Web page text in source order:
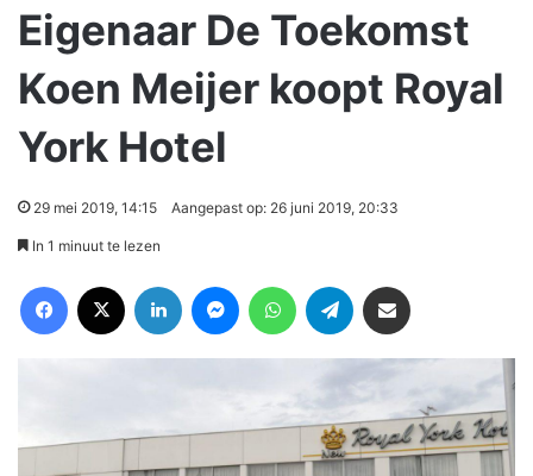
Eigenaar De Toekomst
Koen Meijer koopt Royal
York Hotel
29 mei 2019, 14:15 Aangepast op: 26 juni 2019, 20:33
In 1 minuut te lezen